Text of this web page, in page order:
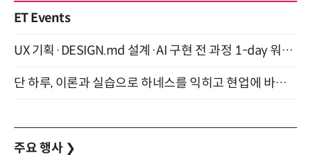
ET Events
UX 기획·DESIGN.md 설계·AI 구현 전 과정 1-day 워크숍 with Claude Code·Codex 9월 15일 개최
단 하루, 이론과 실습으로 하네스를 익히고 현업에 바로 쓰는 핸즈온 워크숍 (8/20)
주요 행사 ❯